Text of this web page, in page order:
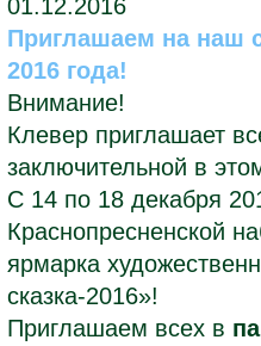
01.12.2016
Приглашаем на наш
2016 года!
Внимание!
Клевер приглашает
заключительной в
С 14 по 18 декабря
Краснопресненской
ярмарка
сказка-2016»!
Приглашаем всех в